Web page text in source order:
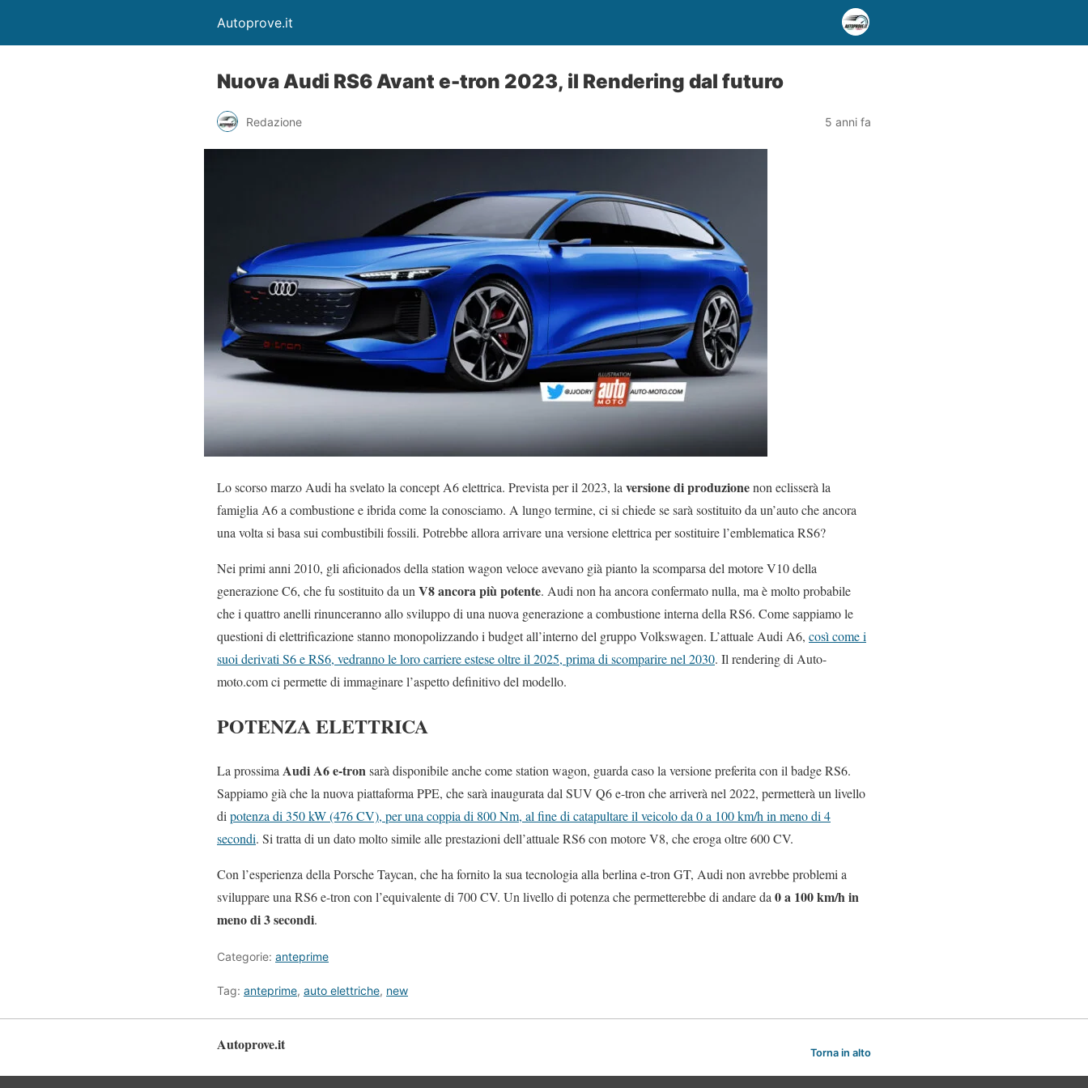
Autoprove.it
Nuova Audi RS6 Avant e-tron 2023, il Rendering dal futuro
Redazione 5 anni fa
Lo scorso marzo Audi ha svelato la concept A6 elettrica. Prevista per il 2023, la versione di produzionenon eclisserà la
famiglia A6 a combustione e ibrida come la conosciamo. A lungo termine, ci si chiede se sarà sostituito da un’auto che ancora
una volta si basa sui combustibili fossili. Potrebbe allora arrivare una versione elettrica per sostituire l’emblematica RS6?
Nei primi anni 2010, gli aficionados della station wagon veloce avevano già pianto la scomparsa del motore V10 della
generazione C6, che fu sostituito da un V8 ancora più potente. Audi non ha ancora confermato nulla, ma è molto probabile
che i quattro anelli rinunceranno allo sviluppo di una nuova generazione a combustione interna della RS6. Come sappiamo le
questioni di elettrificazione stanno monopolizzando i budget all’interno del gruppo Volkswagen. L’attuale Audi A6, così come i
suoi derivati S6 e RS6, vedranno le loro carriere estese oltre il 2025, prima di scomparire nel 2030. Il rendering di Auto-
moto.com ci permette di immaginare l’aspetto definitivo del modello.
POTENZA ELETTRICA
La prossima Audi A6 e-tronsarà disponibile anche come station wagon, guarda caso la versione preferita con il badge RS6.
Sappiamo già che la nuova piattaforma PPE, che sarà inaugurata dal SUV Q6 e-tron che arriverà nel 2022, permetterà un livello
di potenza di 350 kW (476 CV), per una coppia di 800 Nm, al fine di catapultare il veicolo da 0 a 100 km/h in meno di 4
secondi. Si tratta di un dato molto simile alle prestazioni dell’attuale RS6 con motore V8, che eroga oltre 600 CV.
Con l’esperienza della Porsche Taycan, che ha fornito la sua tecnologia alla berlina e-tron GT, Audi non avrebbe problemi a
sviluppare una RS6 e-tron con l’equivalente di 700 CV. Un livello di potenza che permetterebbe di andare da 0 a 100 km/h in
meno di 3 secondi.
Categorie: anteprime
Tag: anteprime, auto elettriche, new
Autoprove.it Torna in alto